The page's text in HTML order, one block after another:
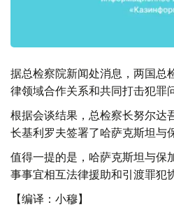
据总检察院新闻处消息，两国总
律领域合作关系和共同打击犯罪
根据会谈结果，总检察长努尔达
长基利罗夫签署了哈萨克斯坦与
值得一提的是，哈萨克斯坦与保
事事宜相互法律援助和引渡罪犯
【编译：小穆】